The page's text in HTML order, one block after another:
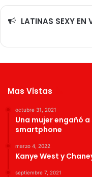
LATINAS SEXY EN
Mas Vistas
octubre 31, 2021
Una mujer engañó
smartphone
marzo 4, 2022
Kanye West y
septiembre 7, 2021